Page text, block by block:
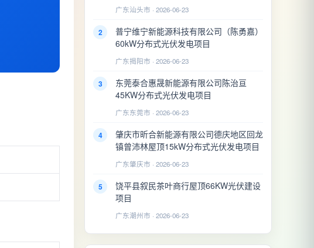
广东汕头市 · 2026-06-23
2
普宁维宁新能源科技有限公司（陈勇嘉）
60kW分布式光伏发电项目
广东揭阳市 · 2026-06-23
3
东莞泰合惠晟新能源有限公司陈治亘
45KW分布式光伏发电项目
广东东莞市 · 2026-06-23
4
肇庆市昕合新能源有限公司德庆地区回龙
镇曾沛林屋顶15kW分布式光伏发电项目
广东肇庆市 · 2026-06-23
5
饶平县叙民茶叶商行屋顶66KW光伏建设
项目
广东潮州市 · 2026-06-23